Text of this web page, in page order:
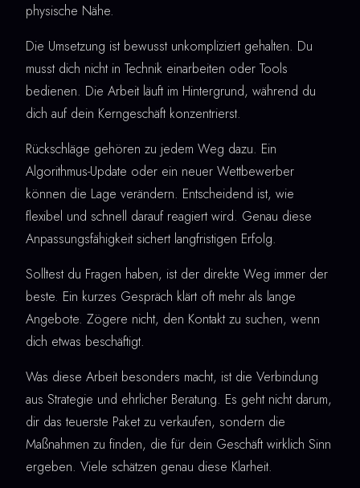
physische Nähe.
Die Umsetzung ist bewusst unkompliziert gehalten. Du
musst dich nicht in Technik einarbeiten oder Tools
bedienen. Die Arbeit läuft im Hintergrund, während du
dich auf dein Kerngeschäft konzentrierst.
Rückschläge gehören zu jedem Weg dazu. Ein
Algorithmus-Update oder ein neuer Wettbewerber
können die Lage verändern. Entscheidend ist, wie
flexibel und schnell darauf reagiert wird. Genau diese
Anpassungsfähigkeit sichert langfristigen Erfolg.
Solltest du Fragen haben, ist der direkte Weg immer der
beste. Ein kurzes Gespräch klärt oft mehr als lange
Angebote. Zögere nicht, den Kontakt zu suchen, wenn
dich etwas beschäftigt.
Was diese Arbeit besonders macht, ist die Verbindung
aus Strategie und ehrlicher Beratung. Es geht nicht darum,
dir das teuerste Paket zu verkaufen, sondern die
Maßnahmen zu finden, die für dein Geschäft wirklich Sinn
ergeben. Viele schätzen genau diese Klarheit.